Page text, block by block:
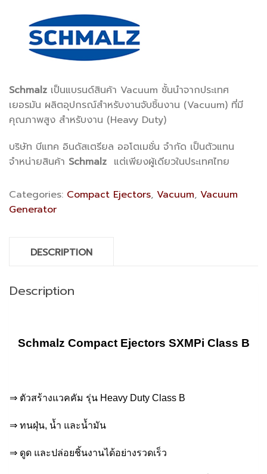
Schmalz เป็นแบรนด์สินค้า Vacuum ชั้นนำจากประเทศ
เยอรมัน ผลิตอุปกรณ์สำหรับงานจับชิ้นงาน (Vacuum) ที่มี
คุณภาพสูง สำหรับงาน (Heavy Duty)
บริษัท บีแทค อินดัสเตรียล ออโตเมชั่น จำกัด เป็นตัวแทน
จำหน่ายสินค้า Schmalz แต่เพียงผู้เดียวในประเทศไทย
Categories: Compact Ejectors, Vacuum, Vacuum
Generator
DESCRIPTION
Description
Schmalz Compact Ejectors SXMPi Class B
⇒ ตัวสร้างแวคคัม รุ่น Heavy Duty Class B
⇒ ทนฝุ่น, น้ำ และน้ำมัน
⇒ ดูด และปล่อยชิ้นงานได้อย่างรวดเร็ว